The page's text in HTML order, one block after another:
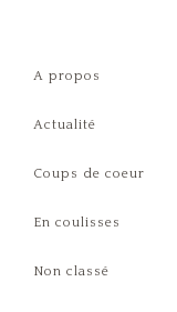
A propos
Actualité
Coups de coeur
En coulisses
Non classé